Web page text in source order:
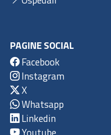
PAGINE SOCIAL
Facebook
Instagram
X
Whatsapp
Linkedin